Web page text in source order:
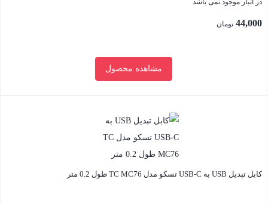
در انبار موجود نمی باشد
44,000 تومان
مشاهده محصول
کابل تبدیل USB به USB-C تسکو مدل TC MC76 طول 0.2 متر